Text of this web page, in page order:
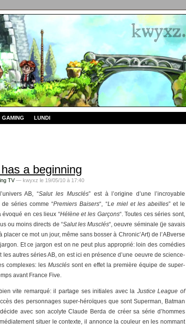
GAMING LUNDI
a beginning
TV— kwyxz le 19/05/10 à 17:40
AB, “Salut les Musclés” est à l’origine d’une l’incroyable
séries comme “Premiers Baisers“, “Le miel et les abeilles” et le
évoqué en ces lieux “Hélène et les Garçons“. Toutes ces séries sont,
ou moins directs de “Salut les Musclés“, oeuvre séminale (je savais
ce mot un jour, même sans bosser à Chronic’Art) de l’ABverse
Et ce jargon est on ne peut plus approprié: loin des comédies
les autres séries AB, on est ici en présence d’une oeuvre de science-
complexes: les Musclés sont en effet la première équipe de super-
avant France Five.
vite remarqué: il partage ses initiales avec la Justice League of
des personnages super-héroïques que sont Superman, Batman
avec son acolyte Claude Berda de créer sa série d’hommes
situer le contexte, il annonce la couleur en les nommant